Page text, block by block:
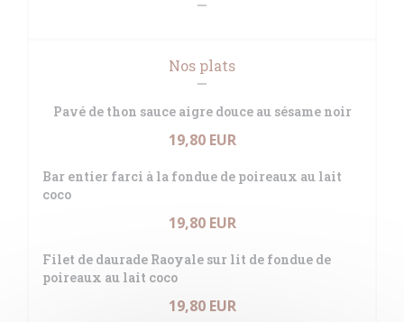
Nos plats
Pavé de thon sauce aigre douce au sésame noir
19,80 EUR
Bar entier farci à la fondue de poireaux au lait
coco
19,80 EUR
Filet de daurade Raoyale sur lit de fondue de
poireaux au lait coco
19,80 EUR